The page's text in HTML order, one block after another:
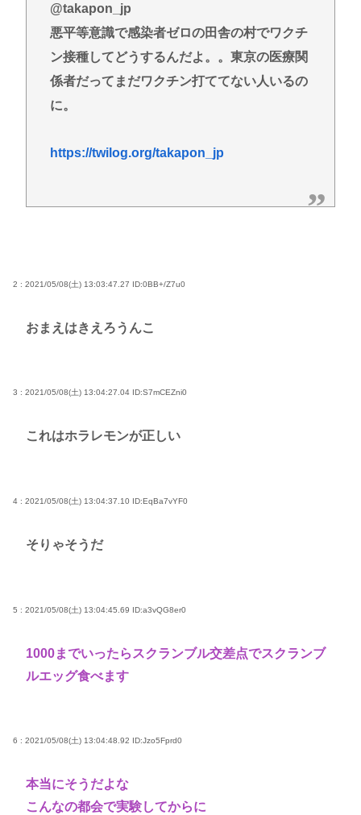
【高市朗報】日本の自殺者数、無茶苦茶減って史上
初の2万人割れ。無茶苦茶生きやすい国になってる件
www
【画像】仙台育英のマネージャーさん、首をひねっ
ただけでなぜかウインクしたことにされてしまう
高橋名人が左手のバネを取るため手術を決意
@takapon_jp
悪平等意識で感染者ゼロの田舎の村でワクチ
ン接種してどうするんだよ。。東京の医療関
係者だってまだワクチン打ててない人いるの
に。
https://twilog.org/takapon_jp
2 : 2021/05/08(土) 13:03:47.27 ID:0BB+/Z7u0
おまえはきえろうんこ
3 : 2021/05/08(土) 13:04:27.04 ID:S7mCEZni0
これはホラレモンが正しい
4 : 2021/05/08(土) 13:04:37.10 ID:EqBa7vYF0
そりゃそうだ
5 : 2021/05/08(土) 13:04:45.69 ID:a3vQG8er0
1000までいったらスクランブル交差点でスクランブ
ルエッグ食べます
6 : 2021/05/08(土) 13:04:48.92 ID:Jzo5Fprd0
本当にそうだよな
こんなの都会で実験してからに